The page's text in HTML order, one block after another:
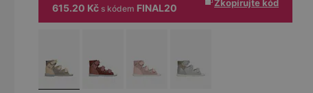
615.20 Kč s kódem FINAL20 Zkopírujte kód